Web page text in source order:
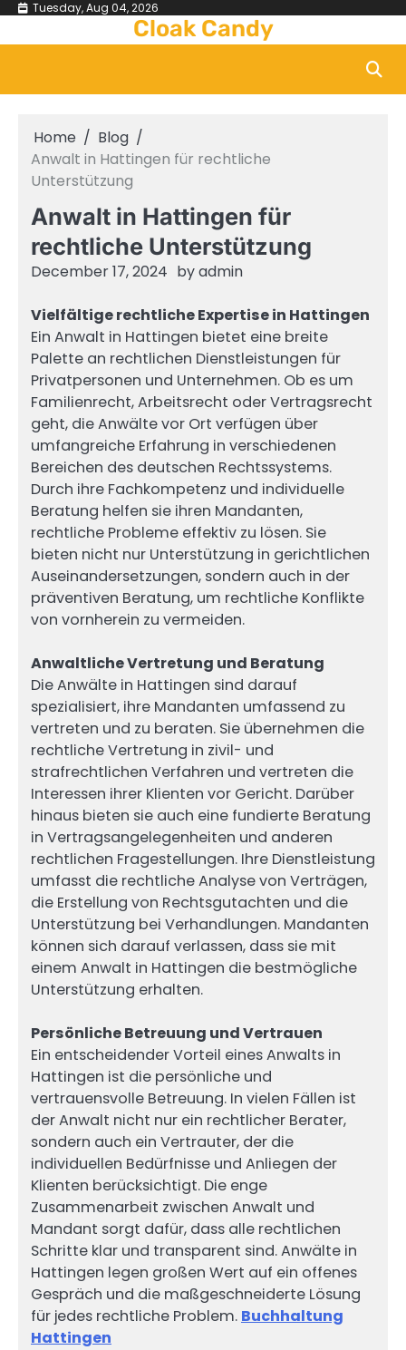
Skip Tuesday, Aug 04, 2026
Cloak Candy
Home
Blog
Anwalt in Hattingen für rechtliche
Unterstützung
Anwalt in Hattingen für
rechtliche Unterstützung
December 17, 2024 byadmin
Vielfältige rechtliche Expertise in Hattingen
Ein Anwalt in Hattingen bietet eine breite
Palette an rechtlichen Dienstleistungen für
Privatpersonen und Unternehmen. Ob es um
Familienrecht, Arbeitsrecht oder Vertragsrecht
geht, die Anwälte vor Ort verfügen über
umfangreiche Erfahrung in verschiedenen
Bereichen des deutschen Rechtssystems.
Durch ihre Fachkompetenz und individuelle
Beratung helfen sie ihren Mandanten,
rechtliche Probleme effektiv zu lösen. Sie
bieten nicht nur Unterstützung in gerichtlichen
Auseinandersetzungen, sondern auch in der
präventiven Beratung, um rechtliche Konflikte
von vornherein zu vermeiden.
Anwaltliche Vertretung und Beratung
Die Anwälte in Hattingen sind darauf
spezialisiert, ihre Mandanten umfassend zu
vertreten und zu beraten. Sie übernehmen die
rechtliche Vertretung in zivil- und
strafrechtlichen Verfahren und vertreten die
Interessen ihrer Klienten vor Gericht. Darüber
hinaus bieten sie auch eine fundierte Beratung
in Vertragsangelegenheiten und anderen
rechtlichen Fragestellungen. Ihre Dienstleistung
umfasst die rechtliche Analyse von Verträgen,
die Erstellung von Rechtsgutachten und die
Unterstützung bei Verhandlungen. Mandanten
können sich darauf verlassen, dass sie mit
einem Anwalt in Hattingen die bestmögliche
Unterstützung erhalten.
Persönliche Betreuung und Vertrauen
Ein entscheidender Vorteil eines Anwalts in
Hattingen ist die persönliche und
vertrauensvolle Betreuung. In vielen Fällen ist
der Anwalt nicht nur ein rechtlicher Berater,
sondern auch ein Vertrauter, der die
individuellen Bedürfnisse und Anliegen der
Klienten berücksichtigt. Die enge
Zusammenarbeit zwischen Anwalt und
Mandant sorgt dafür, dass alle rechtlichen
Schritte klar und transparent sind. Anwälte in
Hattingen legen großen Wert auf ein offenes
Gespräch und die maßgeschneiderte Lösung
für jedes rechtliche Problem. Buchhaltung
Hattingen